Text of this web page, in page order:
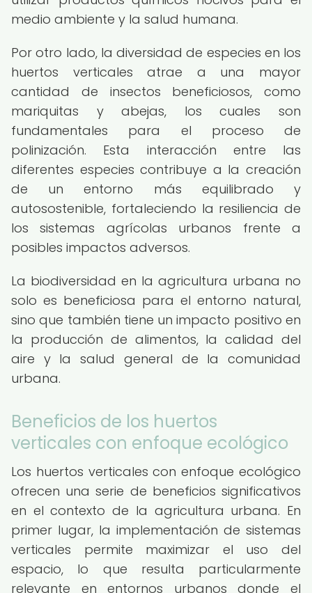
medio ambiente y la salud humana.
Por otro lado, la diversidad de especies en los
huertos verticales atrae a una mayor
cantidad de insectos beneficiosos, como
mariquitas y abejas, los cuales son
fundamentales para el proceso de
polinización. Esta interacción entre las
diferentes especies contribuye a la creación
de un entorno más equilibrado y
autosostenible, fortaleciendo la resiliencia de
los sistemas agrícolas urbanos frente a
posibles impactos adversos.
La biodiversidad en la agricultura urbana no
solo es beneficiosa para el entorno natural,
sino que también tiene un impacto positivo en
la producción de alimentos, la calidad del
aire y la salud general de la comunidad
urbana.
Beneficios de los huertos
verticales con enfoque ecológico
Los huertos verticales con enfoque ecológico
ofrecen una serie de beneficios significativos
en el contexto de la agricultura urbana. En
primer lugar, la implementación de sistemas
verticales permite maximizar el uso del
espacio, lo que resulta particularmente
relevante en entornos urbanos donde el